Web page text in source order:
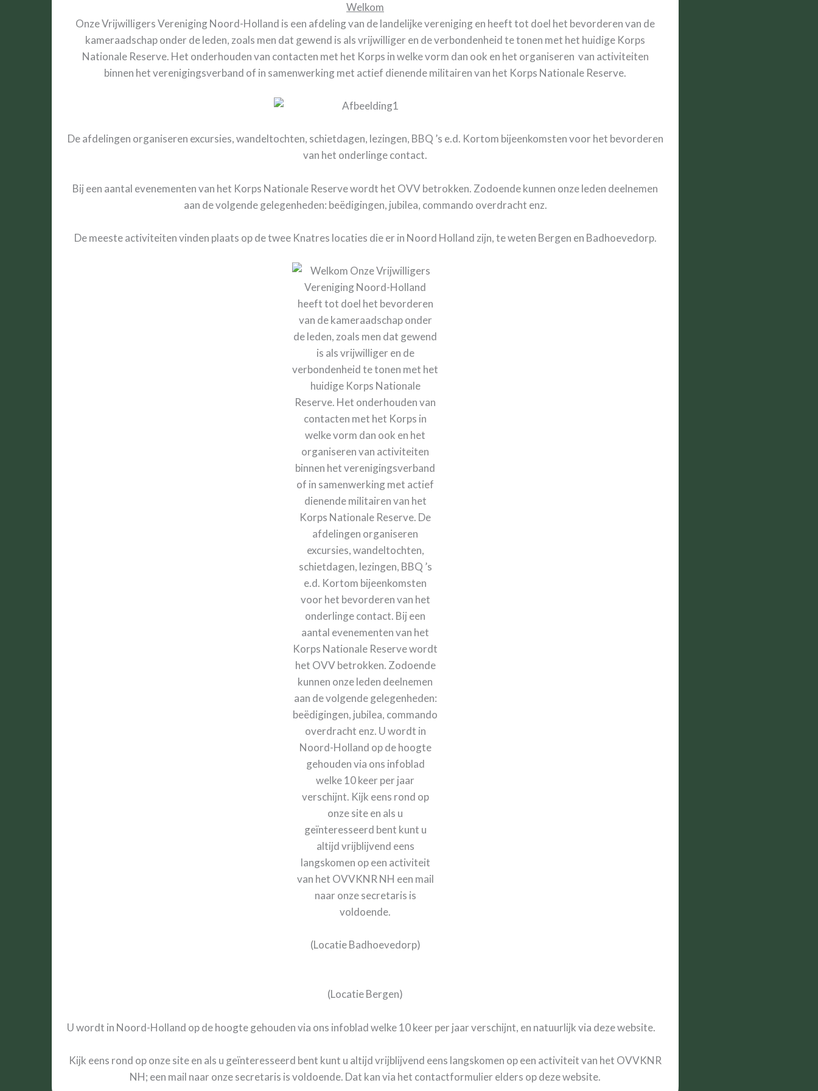
Welkom
Onze Vrijwilligers Vereniging Noord-Holland is een afdeling van de landelijke vereniging en heeft tot doel het bevorderen van de
kameraadschap onder de leden, zoals men dat gewend is als vrijwilliger en de verbondenheid te tonen met het huidige Korps
Nationale Reserve. Het onderhouden van contacten met het Korps in welke vorm dan ook en het organiseren van activiteiten
binnen het verenigingsverband of in samenwerking met actief dienende militairen van het Korps Nationale Reserve.
De afdelingen organiseren excursies, wandeltochten, schietdagen, lezingen, BBQ ’s e.d. Kortom bijeenkomsten voor het bevorderen
van het onderlinge contact.
Bij een aantal evenementen van het Korps Nationale Reserve wordt het OVV betrokken. Zodoende kunnen onze leden deelnemen
aan de volgende gelegenheden: beëdigingen, jubilea, commando overdracht enz.
De meeste activiteiten vinden plaats op de twee Knatres locaties die er in Noord Holland zijn, te weten Bergen en Badhoevedorp.
(Locatie Badhoevedorp)
(Locatie Bergen)
U wordt in Noord-Holland op de hoogte gehouden via ons infoblad welke 10 keer per jaar verschijnt, en natuurlijk via deze website.
Kijk eens rond op onze site en als u geïnteresseerd bent kunt u altijd vrijblijvend eens langskomen op een activiteit van het OVVKNR
NH; een mail naar onze secretaris is voldoende. Dat kan via het contactformulier elders op deze website.